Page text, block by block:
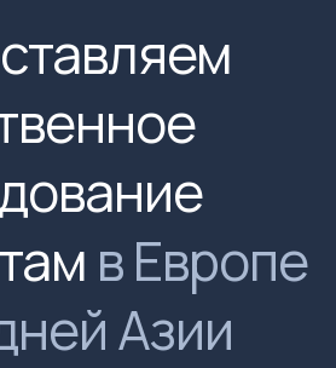
в Европе
Азии